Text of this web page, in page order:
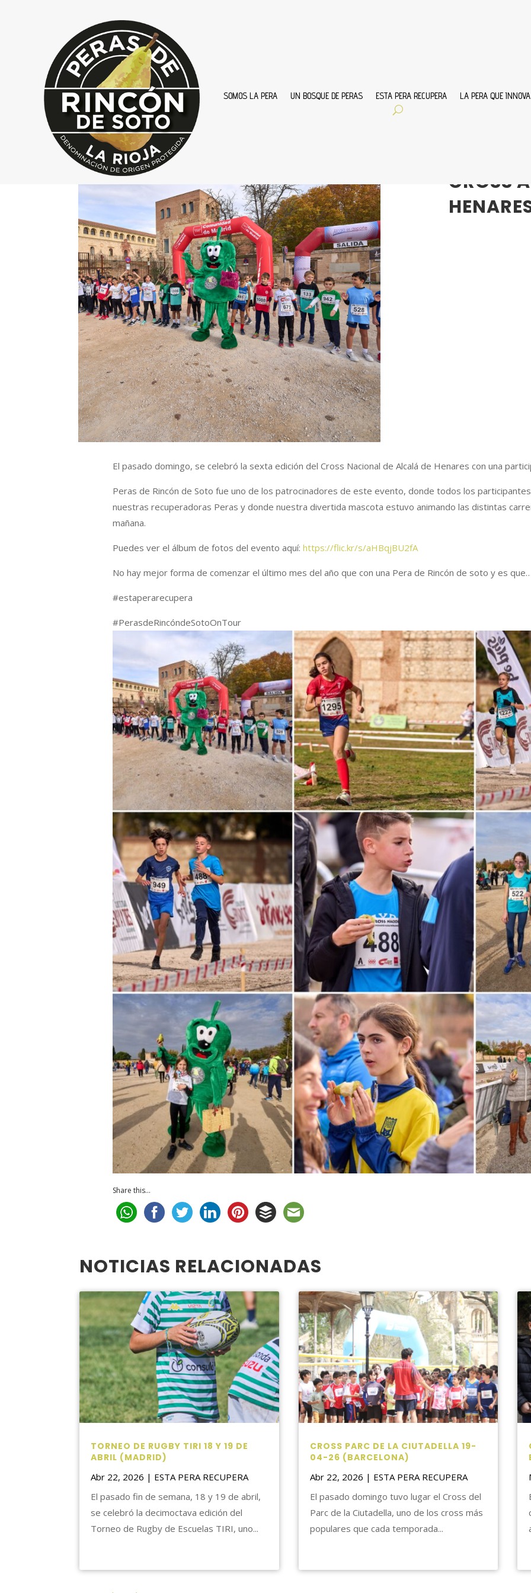
SOMOS LA PERA UN BOSQUE DE PERAS ESTA PERA RECUPERA LA PERA QUE INNOVA
CROSS
El pasado domingo, se celebró la sexta edición del Cross Nacional de Alcalá de Henares con una
Peras de Rincón de Soto fue uno de los patrocinadores de este evento, donde todos los
nuestras recuperadoras Peras y donde nuestra divertida mascota estuvo animando las distintas
mañana.
Puedes ver el álbum de fotos del evento aquí: https://flic.kr/s/aHBqjBU2fA
No hay mejor forma de comenzar el último mes del año que con una Pera de Rincón de soto y es
#estaperarecupera
#PerasdeRincóndeSotoOnTour
Share this...
NOTICIAS RELACIONADAS
TORNEO DE RUGBY TIRI 18 Y 19 DE
ABRIL (MADRID)
Abr 22, 2026 | ESTA PERA RECUPERA
El pasado fin de semana, 18 y 19 de abril,
se celebró la decimoctava edición del
Torneo de Rugby de Escuelas TIRI, uno...
CROSS PARC DE LA CIUTADELLA 19-
04-26 (BARCELONA)
Abr 22, 2026 | ESTA PERA RECUPERA
El pasado domingo tuvo lugar el Cross del
Parc de la Ciutadella, uno de los cross más
populares que cada temporada...